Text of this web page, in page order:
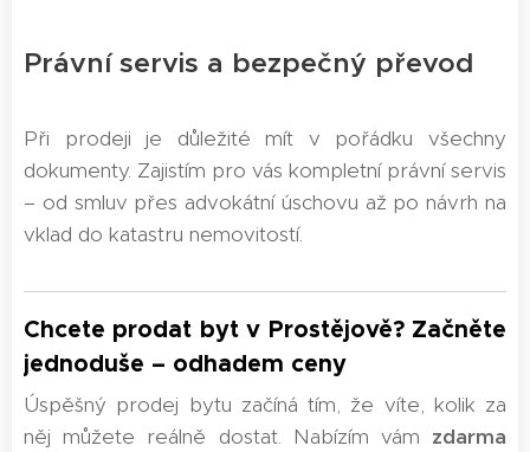
Právní servis a bezpečný převod
Při prodeji je důležité mít v pořádku všechny
dokumenty. Zajistím pro vás kompletní právní servis
– od smluv přes advokátní úschovu až po návrh na
vklad do katastru nemovitostí.
Chcete prodat byt v Prostějově? Začněte
jednoduše – odhadem ceny
Úspěšný prodej bytu začíná tím, že víte, kolik za
něj můžete reálně dostat. Nabízím vám zdarma